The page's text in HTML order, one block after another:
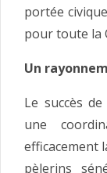
portée
pour toute la
Un
Le succès
une
efficacement
pèlerins